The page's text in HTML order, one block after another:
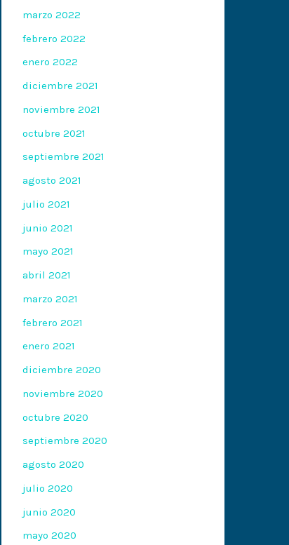
marzo 2022
febrero 2022
enero 2022
diciembre 2021
noviembre 2021
octubre 2021
septiembre 2021
agosto 2021
julio 2021
junio 2021
mayo 2021
abril 2021
marzo 2021
febrero 2021
enero 2021
diciembre 2020
noviembre 2020
octubre 2020
septiembre 2020
agosto 2020
julio 2020
junio 2020
mayo 2020